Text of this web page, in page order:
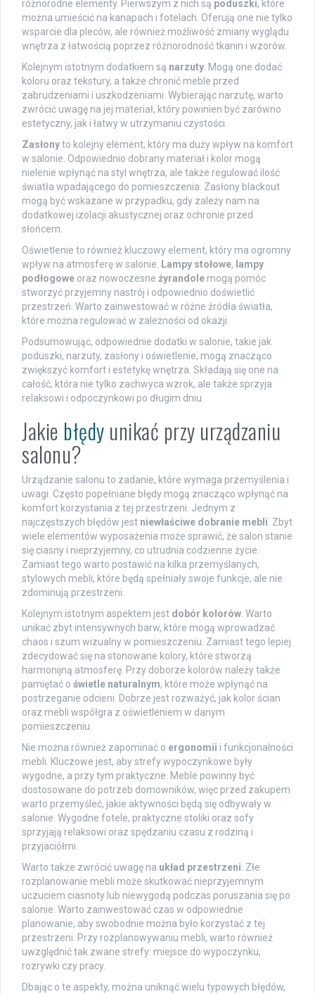
różnorodne elementy. Pierwszym z nich są poduszki, które
można umieścić na kanapach i fotelach. Oferują one nie tylko
wsparcie dla pleców, ale również możliwość zmiany wyglądu
wnętrza z łatwością poprzez różnorodność tkanin i wzorów.
Kolejnym istotnym dodatkiem są narzuty. Mogą one dodać
koloru oraz tekstury, a także chronić meble przed
zabrudzeniami i uszkodzeniami. Wybierając narzutę, warto
zwrócić uwagę na jej materiał, który powinien być zarówno
estetyczny, jak i łatwy w utrzymaniu czystości.
Zasłonyto kolejny element, który ma duży wpływ na komfort
w salonie. Odpowiednio dobrany materiał i kolor mogą
nielenie wpłynąć na styl wnętrza, ale także regulować ilość
światła wpadającego do pomieszczenia. Zasłony blackout
mogą być wskazane w przypadku, gdy zależy nam na
dodatkowej izolacji akustycznej oraz ochronie przed
słońcem.
Oświetlenie to również kluczowy element, który ma ogromny
wpływ na atmosferę w salonie. Lampy stołowe, lampy
podłogowe oraz nowoczesne żyrandole mogą pomóc
stworzyć przyjemny nastrój i odpowiednio doświetlić
przestrzeń. Warto zainwestować w różne źródła światła,
które można regulować w zależności od okazji.
Podsumowując, odpowiednie dodatki w salonie, takie jak
poduszki, narzuty, zasłony i oświetlenie, mogą znacząco
zwiększyć komfort i estetykę wnętrza. Składają się one na
całość, która nie tylko zachwyca wzrok, ale także sprzyja
relaksowi i odpoczynkowi po długim dniu.
Jakie błędy unikać przy urządzaniu
salonu?
Urządzanie salonu to zadanie, które wymaga przemyślenia i
uwagi. Często popełniane błędy mogą znacząco wpłynąć na
komfort korzystania z tej przestrzeni. Jednym z
najczęstszych błędów jest niewłaściwe dobranie mebli. Zbyt
wiele elementów wyposażenia może sprawić, że salon stanie
się ciasny i nieprzyjemny, co utrudnia codzienne życie.
Zamiast tego warto postawić na kilka przemyślanych,
stylowych mebli, które będą spełniały swoje funkcje, ale nie
zdominują przestrzeni.
Kolejnym istotnym aspektem jest dobór kolorów. Warto
unikać zbyt intensywnych barw, które mogą wprowadzać
chaos i szum wizualny w pomieszczeniu. Zamiast tego lepiej
zdecydować się na stonowane kolory, które stworzą
harmonijną atmosferę. Przy doborze kolorów należy także
pamiętać o świetle naturalnym, które może wpłynąć na
postrzeganie odcieni. Dobrze jest rozważyć, jak kolor ścian
oraz mebli współgra z oświetleniem w danym
pomieszczeniu.
Nie można również zapominać o ergonomii i funkcjonalności
mebli. Kluczowe jest, aby strefy wypoczynkowe były
wygodne, a przy tym praktyczne. Meble powinny być
dostosowane do potrzeb domowników, więc przed zakupem
warto przemyśleć, jakie aktywności będą się odbywały w
salonie. Wygodne fotele, praktyczne stoliki oraz sofy
sprzyjają relaksowi oraz spędzaniu czasu z rodziną i
przyjaciółmi.
Warto także zwrócić uwagę na układ przestrzeni. Złe
rozplanowanie mebli może skutkować nieprzyjemnym
uczuciem ciasnoty lub niewygodą podczas poruszania się po
salonie. Warto zainwestować czas w odpowiednie
planowanie, aby swobodnie można było korzystać z tej
przestrzeni. Przy rozplanowywaniu mebli, warto również
uwzględnić tak zwane strefy: miejsce do wypoczynku,
rozrywki czy pracy.
Dbając o te aspekty, można uniknąć wielu typowych błędów,